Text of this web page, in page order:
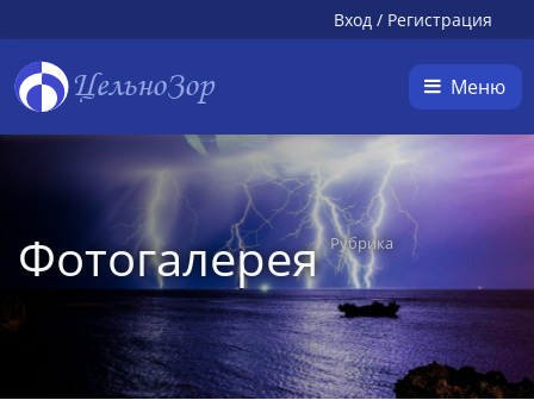
Вход / Регистрация
ЦельноЗор Меню
ФотогалереяРубрика